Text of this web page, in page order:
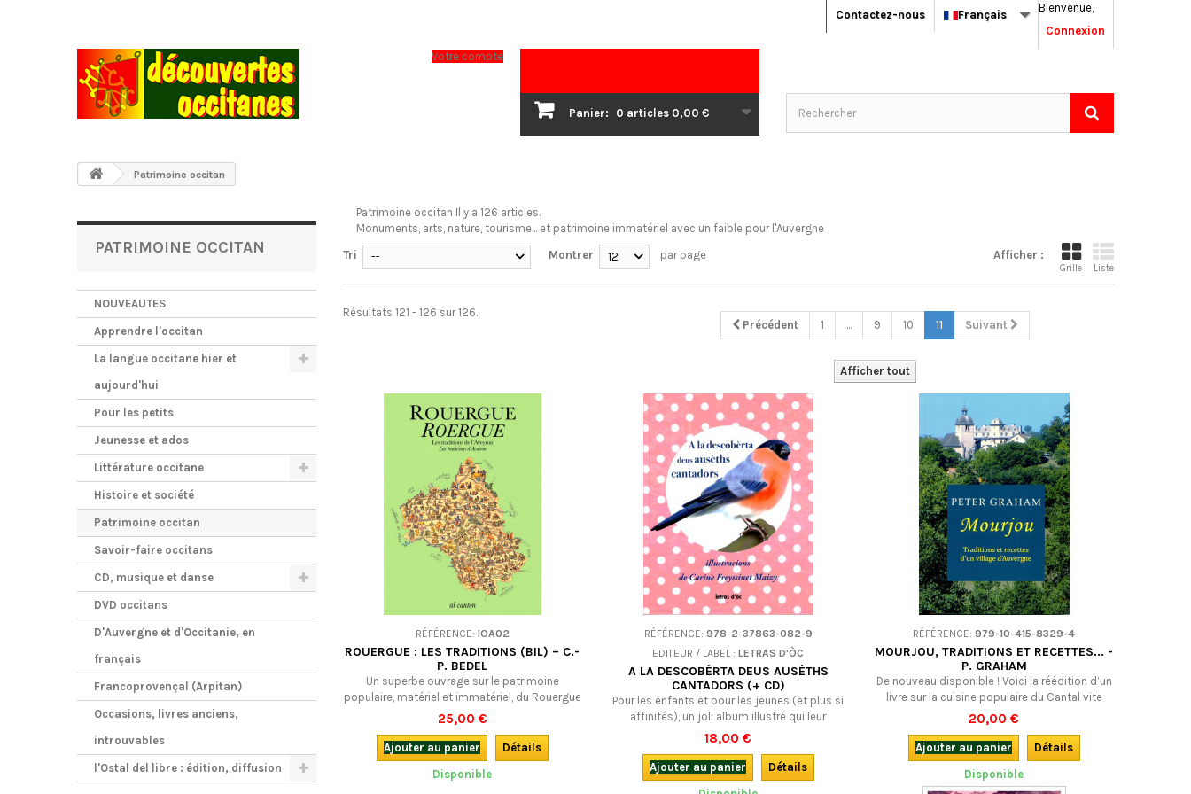
Bienvenue,
Connexion
Français
Contactez-nous
Panier: 0 articles 0,00 €
Votre compte
Patrimoine occitan
PATRIMOINE OCCITAN
NOUVEAUTES
Apprendre l'occitan
La langue occitane hier et
aujourd'hui
Pour les petits
Jeunesse et ados
Littérature occitane
Histoire et société
Patrimoine occitan
Savoir-faire occitans
CD, musique et danse
DVD occitans
D'Auvergne et d'Occitanie, en
français
Francoprovençal (Arpitan)
Occasions, livres anciens,
introuvables
l'Ostal del libre : édition, diffusion
Patrimoine occitan Il y a 126 articles.
Monuments, arts, nature, tourisme... et patrimoine immatériel avec un faible pour l'Auvergne
Afficher :
Grille Liste
Tri -- Montrer 12 par page
Précédent 1 ... 9 10 11 Suivant
Afficher tout
Résultats 121 - 126 sur 126.
RÉFÉRENCE: IOA02
ROUERGUE : LES TRADITIONS (BIL) – C.-
P. BEDEL
Un superbe ouvrage sur le patrimoine
populaire, matériel et immatériel, du Rouergue
: techniques et métiers, traditions orales
(contes, chansons, proverbes...), fêtes et
croyances, pratiques de la vie quotidienne... De
quoi découvrir (redécouvrir ?) tout un héritage
! Bilingue : en français avec textes et
25,00 €
Ajouter au panier
Détails
Disponible
RÉFÉRENCE: 978-2-37863-082-9
EDITEUR / LABEL :LETRAS D'ÒC
A LA DESCOBÈRTA DEUS AUSÈTHS
CANTADORS (+ CD)
Pour les enfants et pour les jeunes (et plus si
affinités), un joli album illustré qui leur
permettra de faire connaissance avec
24 oiseaux chanteurs de nos régions.En
occitan (gascon) avec CD.
18,00 €
Ajouter au panier
Détails
RÉFÉRENCE:979-10-415-8329-4
MOURJOU, TRADITIONS ET RECETTES... -
P. GRAHAM
De nouveau disponible ! Voici la réédition d’un
livre sur la cuisine populaire du Cantal vite
devenu un classique. Anecdotes et
nombreuses recettes d’une précision
remarquable… Et ça se lit comme un roman !
En français.
20,00 €
Ajouter au panier
Détails
Disponible